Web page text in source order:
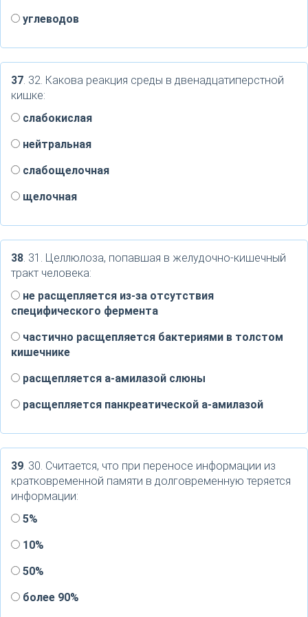
углеводов
37. 32. Какова реакция среды в двенадцатиперстной
кишке:
слабокислая
нейтральная
слабощелочная
щелочная
38. 31. Целлюлоза, попавшая в желудочно-кишечный
тракт человека:
не расщепляется из-за отсутствия
специфического фермента
частично расщепляется бактериями в толстом
кишечнике
расщепляется а-амилазой слюны
расщепляется панкреатической а-амилазой
39. 30. Считается, что при переносе информации из
кратковременной памяти в долговременную теряется
информации:
5%
10%
50%
более 90%